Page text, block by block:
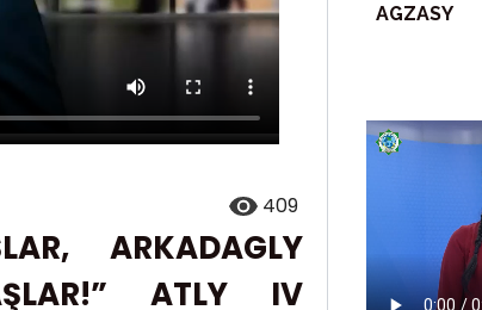
409
ARKADAGLY
ATLY IV
AGZASY